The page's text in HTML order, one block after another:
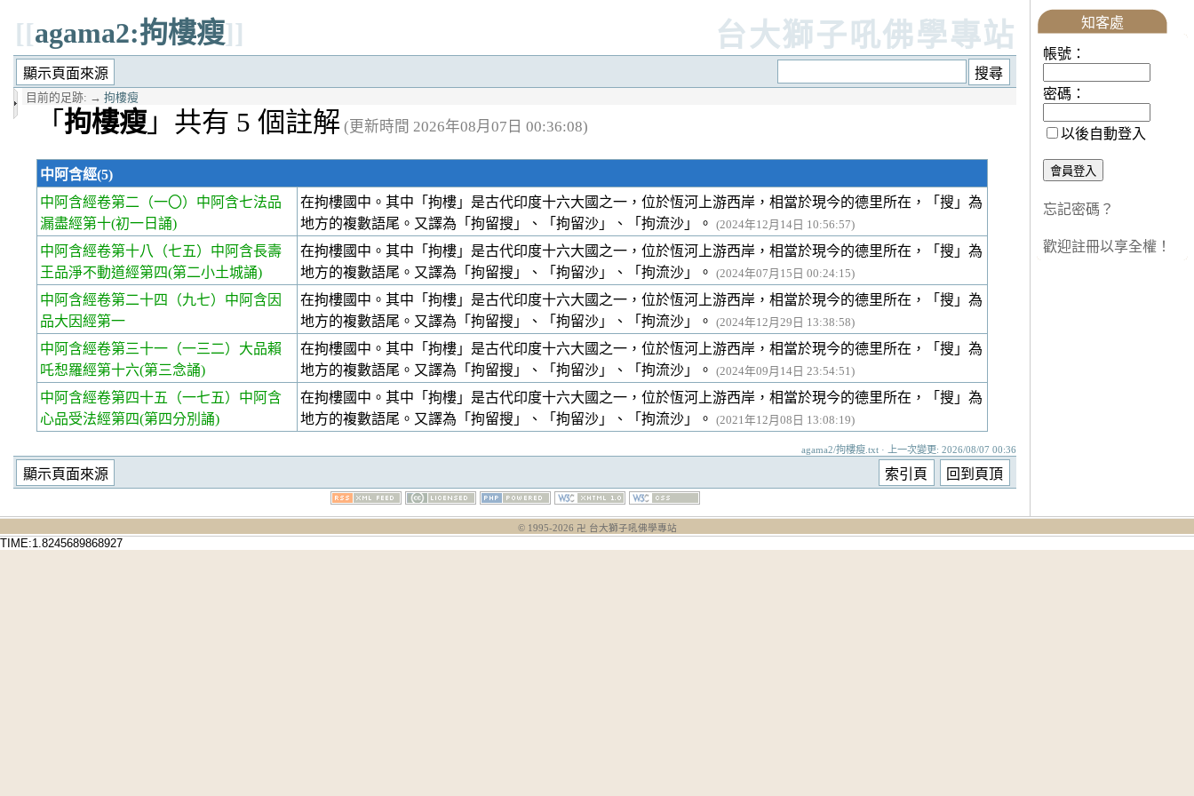
[[agama2:拘樓瘦]] 台大獅子吼佛學專站
目前的足跡: → 拘樓瘦
「 拘樓瘦」共有 5 個註解 (更新時間 2026年08月07日 00:36:08)
中阿含經(5)
中阿含經卷第二 （一〇）中阿含七法品
漏盡經第十(初一日誦)
在拘樓國中。其中「拘樓」是古代印度十六大國之一，位於恆河上游西岸，相當於現今的德里所在，「搜」為
地方的複數語尾。又譯為「拘留搜」、「拘留沙」、「拘流沙」。
(2024年12月14日 10:56:57)
中阿含經卷第十八
（七五）中阿含長壽
王品淨不動道經第四(第二小土城誦)
在拘樓國中。其中「拘樓」是古代印度十六大國之一，位於恆河上游西岸，相當於現今的德里所在，「搜」為
地方的複數語尾。又譯為「拘留搜」、「拘留沙」、「拘流沙」。
(2024年07月15日 00:24:15)
中阿含經卷第二十四
（九七）中阿含因
品大因經第一
在拘樓國中。其中「拘樓」是古代印度十六大國之一，位於恆河上游西岸，相當於現今的德里所在，「搜」為
地方的複數語尾。又譯為「拘留搜」、「拘留沙」、「拘流沙」。
(2024年12月29日 13:38:58)
中阿含經卷第三十一 （一三二）大品賴
吒惒羅經第十六(第三念誦)
在拘樓國中。其中「拘樓」是古代印度十六大國之一，位於恆河上游西岸，相當於現今的德里所在，「搜」為
地方的複數語尾。又譯為「拘留搜」、「拘留沙」、「拘流沙」。
(2024年09月14日 23:54:51)
中阿含經卷第四十五
（一七五）中阿含
心品受法經第四(第四分別誦)
在拘樓國中。其中「拘樓」是古代印度十六大國之一，位於恆河上游西岸，相當於現今的德里所在，「搜」為
地方的複數語尾。又譯為「拘留搜」、「拘留沙」、「拘流沙」。
(2021年12月08日 13:08:19)
agama2/拘樓瘦.txt · 上一次變更: 2026/08/07 00:36
知客處
帳號：
密碼：
以後自動登入
忘記密碼？
歡迎註冊以享全權！
© 1995-2026 卍 台大獅子吼佛學專站
TIME:1.8245689868927